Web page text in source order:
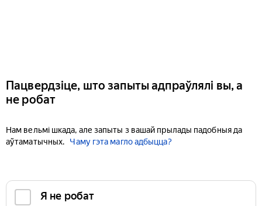
Пацвердзіце, што запыты адпраўлялі вы, а
не робат
Нам вельмі шкада, але запыты з вашай прылады падобныя да
аўтаматычных.
Чаму гэта магло адбыцца?
Я не робат